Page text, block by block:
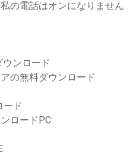
の電話はオンになりません
ンロード
の無料ダウンロード
ード
ロードPC